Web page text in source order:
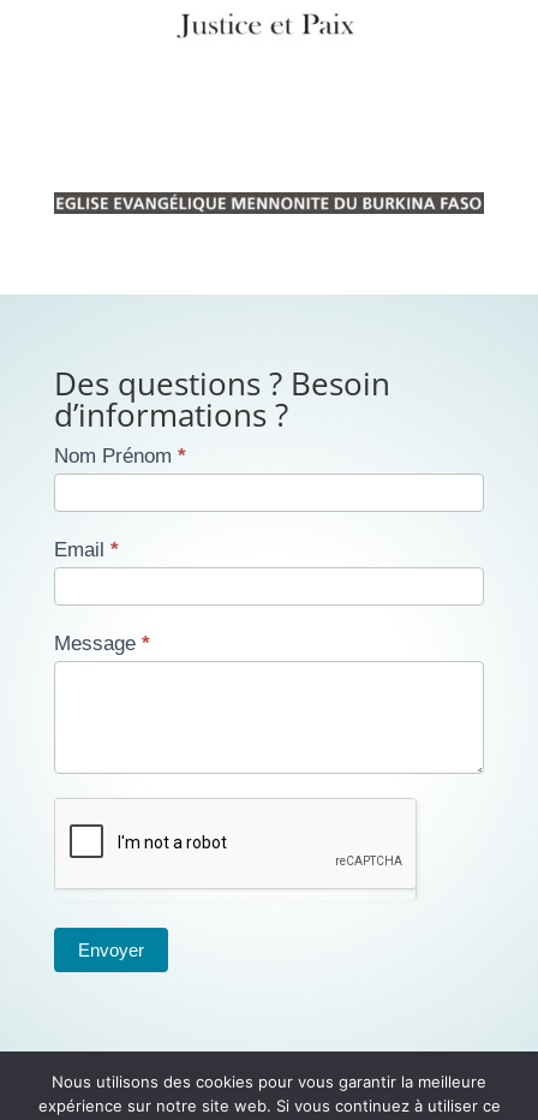
Des questions ? Besoin
d’informations ?
Contact
Nom Prénom *
Email *
Message *
Envoyer
Nous utilisons des cookies pour vous garantir la meilleure
expérience sur notre site web. Si vous continuez à utiliser ce